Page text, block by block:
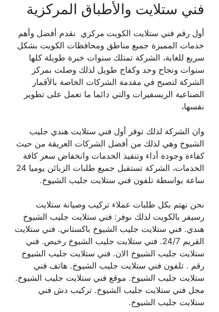
فني ستلايت والأطباق المركزية
أول رقم فني ستلايت الكويت مركزي نقدم أفضل وأهم
خدمات المميزة جميع مناطق ومحافظات الكويت بشكل
سريع للغاية، الشركة تمتلك سنوات خبرة طويلة كلها
سنوات ونجاح وجد وكفاح طويل لذلك وصلت بمركز
الشركة لتصبح في مقدمة الشركات الخاصة بالأقمار
الصناعية الريسفيرات والتي دائما ما تعمل على تطوير
نفسها،
وان الشركة لذلك توفر أول فني ستلايت هندي جليب
الشيوخ وهي لذلك من أفضل الشركات العريقة من حيث
كفاءة وجودة أداء وتنفيذ الخدمات وانخفاض سعر كافة
الخدمات، الشركة تستقبل جميع طلبات الزبائن يوميا 24
ساعة بواسطة تلفون فني ستلايت جليب الشيوخ.
نحن نهتم بكل طلبات عملاء تركيب وصيانة ستلايت
رسيفر بالكويت لذلك نوفر: فني ستلايت جليب الشيوخ
هندي. فني ستلايت جليب الشيوخ باكستاني. فني ستلايت
القريم 24/7. فني ستلايت جليب الشيوخ رخيص. فني
ستلايت جليب الشيوخ الان. فني ستلايت جليب الشيوخ
رقم . تلفون فني ستلايت جليب الشيوخ. هاتف فني
ستلايت جليب الشيوخ. موقع فني ستلايت جليب الشيوخ.
محل فني ستلايت جليب الشيوخ. تركيب دش فني
ستلايت جليب الشيوخ.